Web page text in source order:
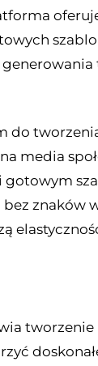
do
media
gotowym
znaków
tworzenie